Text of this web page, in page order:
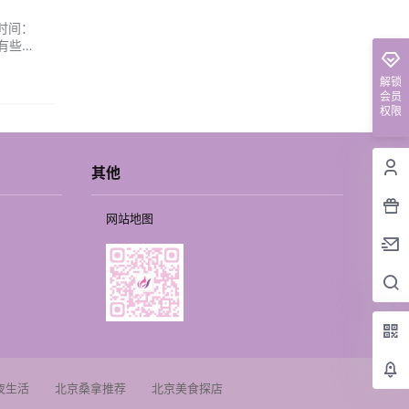
：
些关
解锁
会员
权限
其他
网站地图
生活 北京桑拿推荐 北京美食探店